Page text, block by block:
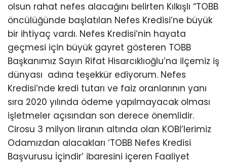
olsun rahat nefes alacağını belirten Kılkışlı “TOBB
öncülüğünde başlatılan Nefes Kredisi’ne büyük
bir ihtiyaç vardı. Nefes Kredisi’nin hayata
geçmesi için büyük gayret gösteren TOBB
Başkanımız Sayın Rifat Hisarcıklıoğlu’na ilçemiz iş
dünyası adına teşekkür ediyorum. Nefes
Kredisi’nde kredi tutarı ve faiz oranlarının yanı
sıra 2020 yılında ödeme yapılmayacak olması
işletmeler açısından son derece önemlidir.
Cirosu 3 milyon liranın altında olan KOBİ’lerimiz
Odamızdan alacakları ‘TOBB Nefes Kredisi
Başvurusu İçindir’ ibaresini içeren Faaliyet